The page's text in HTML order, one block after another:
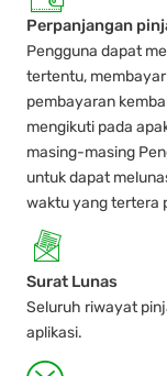
Perpanjangan
Pengguna dapat
tertentu,
pembayaran
mengikuti pada
masing-masing
untuk dapat
waktu yang tertera
Surat Lunas
Seluruh riwayat
aplikasi.